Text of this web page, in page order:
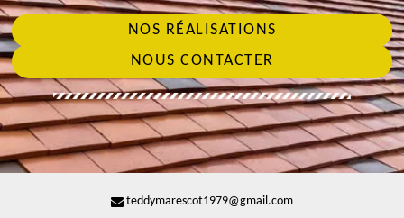
NOS RÉALISATIONS
NOUS CONTACTER
teddymarescot1979@gmail.com